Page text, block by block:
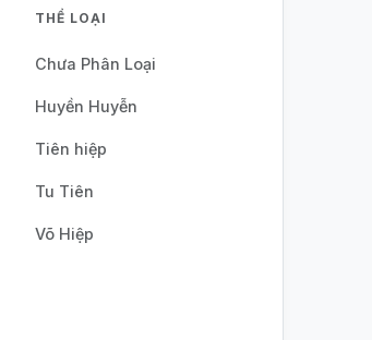
THỂ LOẠI
Chưa Phân Loại
Huyền Huyễn
Tiên hiệp
Tu Tiên
Võ Hiệp